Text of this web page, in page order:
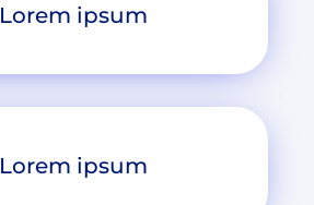
Lorem ipsum
Lorem ipsum